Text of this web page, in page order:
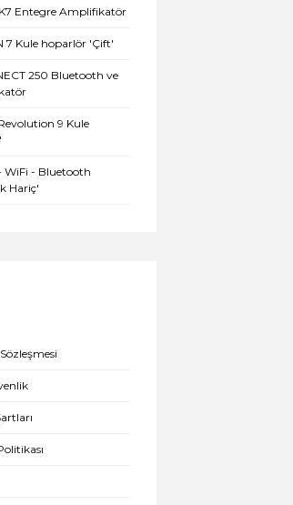
Entegre Amplifikatör
7 Kule hoparlör 'Çift'
250 Bluetooth ve
9 Kule
WiFi - Bluetooth
Hariç'